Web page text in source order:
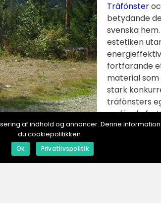
Träfönster
betydande
svenska
estetiken
fortfarande
material som
stark
träfönsters
varför de
många.
utan de har också en
underhåll kan träfönster hålla i
hem till traditionella stugor. Tall,
af indhold og annoncer. Denne
du cookiepolitikken.
Ok Privatlivspolitik